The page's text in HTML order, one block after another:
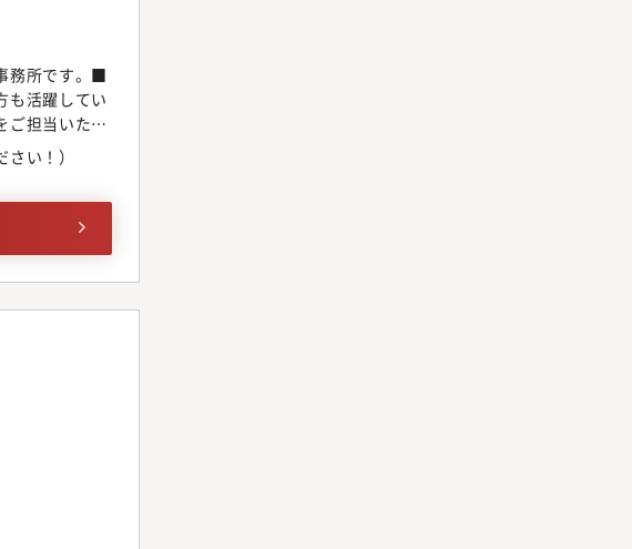
務所です。■
活躍してい
ご担当いただ
言、生前贈
や経験に応
、不動産会
ムーズに業
い！）